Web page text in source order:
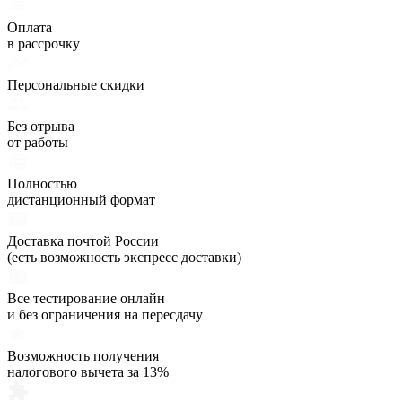
Оплата
в рассрочку
Персональные скидки
Без отрыва
от работы
Полностью
дистанционный формат
Доставка почтой России
(есть возможность экспресс доставки)
Все тестирование онлайн
и без ограничения на пересдачу
Возможность получения
налогового вычета за 13%